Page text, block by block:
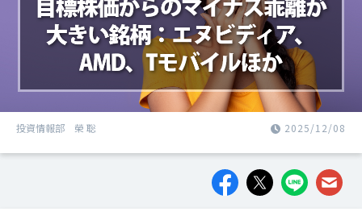
投資情報部 榮 聡 2025/12/08